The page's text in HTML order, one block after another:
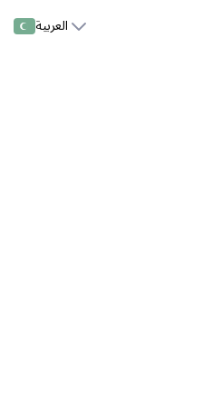
العربية